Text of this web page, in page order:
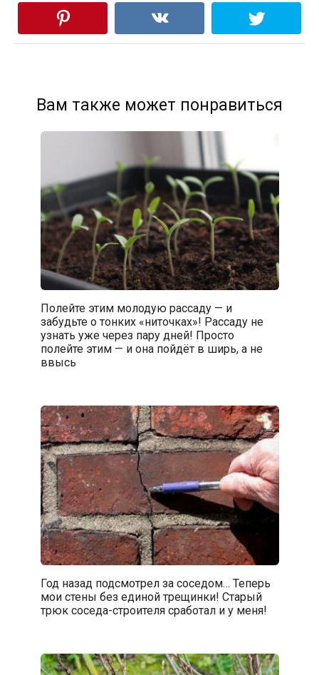
Вам также может понравиться
Полейте этим молодую рассаду — и
забудьте о тонких «ниточках»! Рассаду не
узнать уже через пару дней! Просто
полейте этим — и она пойдёт в ширь, а не
ввысь
Год назад подсмотрел за соседом… Теперь
мои стены без единой трещинки! Старый
трюк соседа-строителя сработал и у меня!